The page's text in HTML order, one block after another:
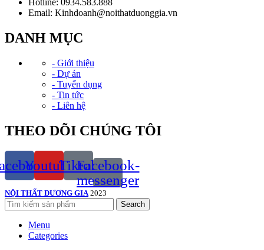
Hotline: 0934.583.888
Email: Kinhdoanh@noithatduonggia.vn
DANH MỤC
- Giới thiệu
- Dự án
- Tuyển dụng
- Tin tức
- Liên hệ
THEO DÕI CHÚNG TÔI
YoutubeTiktok
Facebook-
messenger
NỘI THẤT DƯƠNG GIA 2023
Search
Menu
Categories